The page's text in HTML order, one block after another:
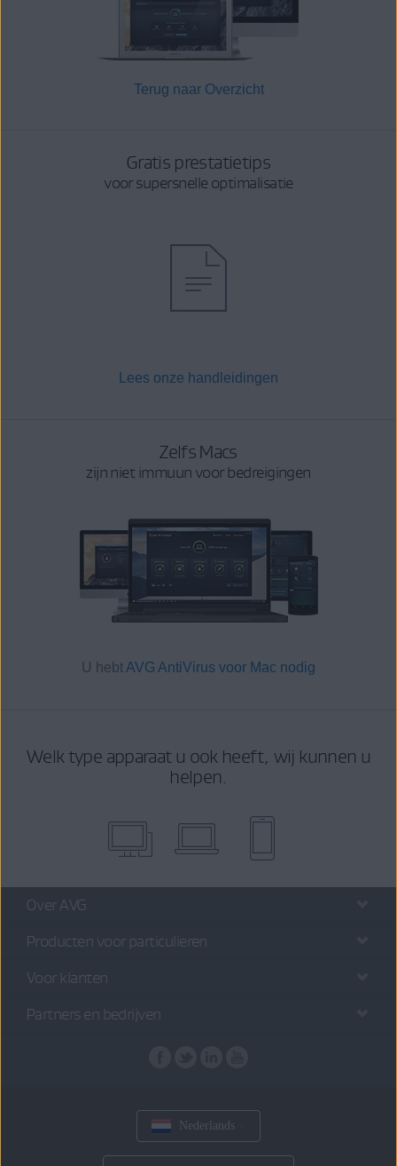
Terug naar Overzicht
Gratis prestatietips
voor supersnelle optimalisatie
Lees onze handleidingen
Zelfs Macs
zijn niet immuun voor bedreigingen
U hebt AVG AntiVirus voor Mac nodig
Welk type apparaat u ook heeft, wij kunnen u
helpen.
Over AVG
Producten voor particulieren
Voor klanten
Partners en bedrijven
Nederlands